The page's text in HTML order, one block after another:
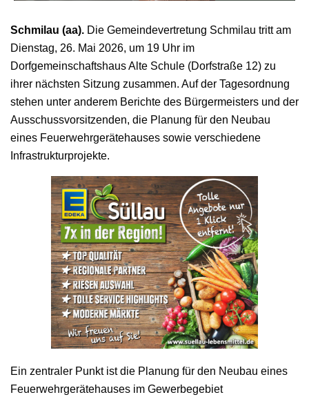
Schmilau (aa). Die Gemeindevertretung Schmilau tritt am
Dienstag, 26. Mai 2026, um 19 Uhr im
Dorfgemeinschaftshaus Alte Schule (Dorfstraße 12) zu
ihrer nächsten Sitzung zusammen. Auf der Tagesordnung
stehen unter anderem Berichte des Bürgermeisters und der
Ausschussvorsitzenden, die Planung für den Neubau
eines Feuerwehrgerätehauses sowie verschiedene
Infrastrukturprojekte.
Ein zentraler Punkt ist die Planung für den Neubau eines
Feuerwehrgerätehauses im Gewerbegebiet